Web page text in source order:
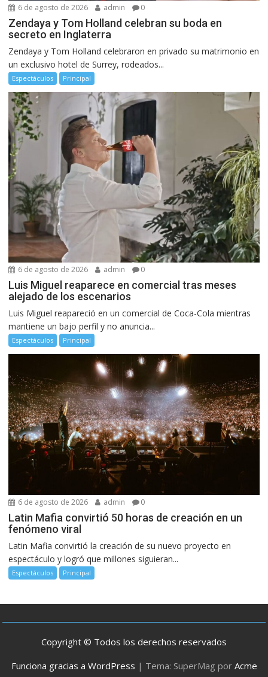
6 de agosto de 2026 admin 0
Zendaya y Tom Holland celebran su boda en
secreto en Inglaterra
Zendaya y Tom Holland celebraron en privado su matrimonio en
un exclusivo hotel de Surrey, rodeados...
Espectáculos Principal
6 de agosto de 2026 admin 0
Luis Miguel reaparece en comercial tras meses
alejado de los escenarios
Luis Miguel reapareció en un comercial de Coca-Cola mientras
mantiene un bajo perfil y no anuncia...
Espectáculos Principal
6 de agosto de 2026 admin 0
Latin Mafia convirtió 50 horas de creación en un
fenómeno viral
Latin Mafia convirtió la creación de su nuevo proyecto en
espectáculo y logró que millones siguieran...
Espectáculos Principal
Copyright © Todos los derechos reservados
Funciona gracias a WordPress | Tema: SuperMag por Acme